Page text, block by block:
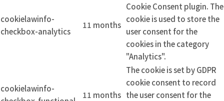
cookielawinfo-
checkbox-analytics
11 months
Cookie Consent plugin. The
cookie is used to store the
user consent for the
cookies in the category
"Analytics".
cookielawinfo-
11 months
The cookie is set by GDPR
cookie consent to record
the user consent for the